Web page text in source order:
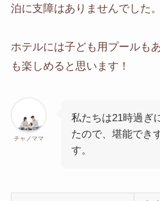
泊に支障はありませんでした。
ホテルには子ども用プールも
も楽しめると思います！
チャノママ
私たちは21時過ぎ
たので、堪能でき
す。